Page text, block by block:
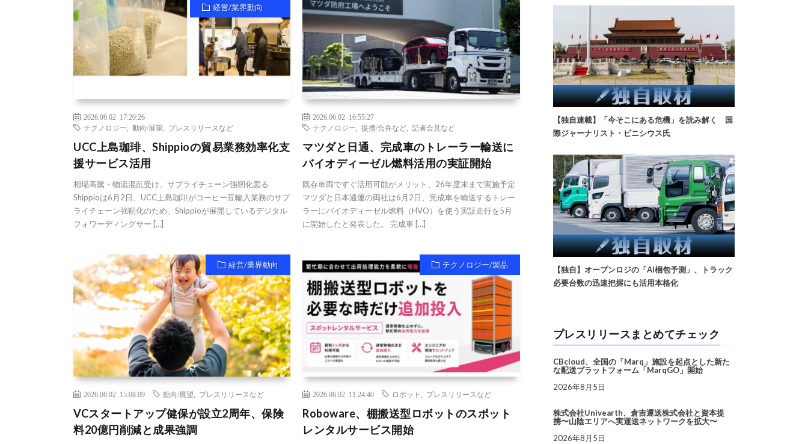
経営/業界動向
2026.06.02 17:20:26
テクノロジー
動向/展望 プレスリリースなど
UCC上島珈琲、Shippioの貿易業務効率化支
援サービス活用
相場高騰・物流混乱受け、サプライチェーン強靭化図る
Shippioは6月2日、UCC上島珈琲がコーヒー豆輸入業務のサプ
ライチェーン強靭化のため、Shippioが展開しているデジタル
フォワーディングサー […]
2026.06.02 16:55:27
テクノロジー
,提携/合弁など ,記者会見など
マツダと日通、完成車のトレーラー輸送に
バイオディーゼル燃料活用の実証開始
既存車両ですぐ活用可能がメリット、26年度末まで実施予定
マツダと日本通運の両社は6月2日、完成車を輸送するトレー
ラーにバイオディーゼル燃料（HVO）を使う実証走行を5月
に開始したと発表した。 完成車 […]
経営/業界動向
2026.06.02 15:08:09 動向/展望 プレスリリースなど
VCスタートアップ健保が設立2周年、保険
料20億円削減と成果強調
テクノロジー/製品
2026.06.02 11:24:40 ロボット プレスリリースなど
Roboware、棚搬送型ロボットのスポット
レンタルサービス開始
【独自連載】「今そこにある危機」を読み解く 国
際ジャーナリスト・ビニシウス氏
【独自】オープンロジの「AI梱包予測」、トラック
必要台数の迅速把握にも活用本格化
プレスリリースまとめてチェック
CBcloud、全国の「Marq」施設を起点とした新た
な配送プラットフォーム「MarqGO」開始
2026年8月5日
株式会社Univearth、倉吉運送株式会社と資本提
携〜山陰エリアへ実運送ネットワークを拡大〜
2026年8月5日